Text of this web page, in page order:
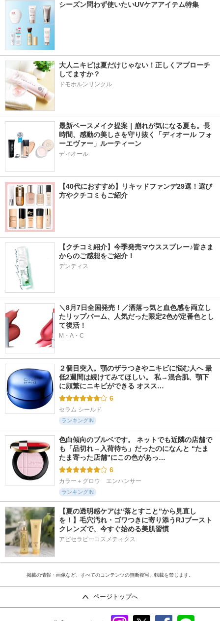
シーズン問わず使いたいUVケアアイテム特集
大人ニキビは夏だけじゃない！正しくアプローチ
してますか？
ドモホルンリンクル
最新ベースメイク提案｜崩れが気になる夏も。長
時間、感動の美しさを守り抜く「ディオール フォ
ーエヴァー」ルーティーン
ディオール
【40代におすすめ】リキッドファンデ29選！選び
方やクチコミもご紹介
【クチコミ紹介】今季発売マウススプレー♪皆さま
からのご感想をご紹介！
デンティス
＼8月7日全国発売！／洒落っ気と血色感を両立し
たリップバーム、人気だった限定2色が定番色とし
て復活！
M・A・C
２個目突入。顎のザラつきやニキビに悩む人へ 最
低2週間は続けてみてほしい。 私→混合肌、顎下
に頻繁にニキビができる オスス…
6
セラム シールド
ランキングIN
色白傾向のブルベです。 ネットでも近隣の店舗で
も「品切れ→入荷待ち」だったのになんと “たま
たま寄った店舗”にこの色があっ…
6
カラー＋グロウ　エンハンサー
ランキングIN
【夏の透明感ケアは“落とすこと”から見直し
を！】毛穴汚れ・ゴワつきに寄り添うRJブースト
クレンズで、今すぐ始める美肌習慣
アピセラピーコスメティクス
掲載の情報・画像など、すべてのコンテンツの無断複写、転載を禁じます。
ページトップへ